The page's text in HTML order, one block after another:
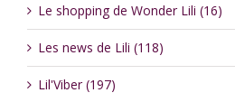
Le shopping de Wonder Lili (16)
Les news de Lili (118)
Lil'Viber (197)